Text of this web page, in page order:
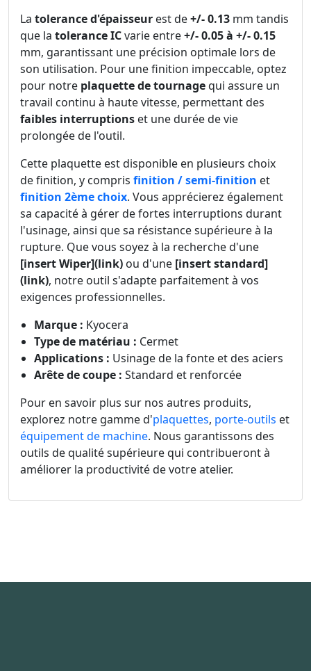
La tolerance d'épaisseur est de+/- 0.13 mm tandis
que la tolerance ICvarie entre+/- 0.05 à +/- 0.15
mm, garantissant une précision optimale lors de
son utilisation. Pour une finition impeccable, optez
pour notre plaquette de tournagequi assure un
travail continu à haute vitesse, permettant des
faibles interruptions et une durée de vie
prolongée de l'outil.
Cette plaquette est disponible en plusieurs choix
de finition, y compris finition / semi-finition et
finition 2ème choix. Vous apprécierez également
sa capacité à gérer de fortes interruptions durant
l'usinage, ainsi que sa résistance supérieure à la
rupture. Que vous soyez à la recherche d'une
[insert Wiper](link) ou d'une [insert standard]
(link), notre outil s'adapte parfaitement à vos
exigences professionnelles.
Marque : Kyocera
Type de matériau : Cermet
Applications : Usinage de la fonte et des aciers
Arête de coupe : Standard et renforcée
Pour en savoir plus sur nos autres produits,
explorez notre gamme d'plaquettes, porte-outils et
équipement de machine. Nous garantissons des
outils de qualité supérieure qui contribueront à
améliorer la productivité de votre atelier.